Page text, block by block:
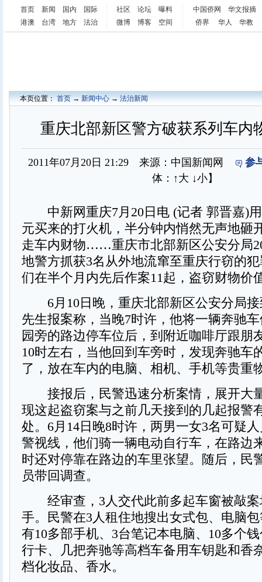
首页 新闻 国内
国际
港澳
台湾 地方 法治
社区 论坛
曝料
微博
博客 空间
中国侨网
华文报摘
侨界
华人 华教
本页位置：首页→新闻中心→法治新闻
重庆北部新区警方破获系列车内
2011年07月20日 21:29 来源：中国新闻网
参
体： ↑大 ↓小】
中新网重庆7月20日电 (记者 郭晋嘉)用
元买来的打火机，半分钟内悄然无声地砸
走车内财物……重庆市北部新区公安分局
地警方抓获3名从外地流窜至重庆行窃的
们在半个月内先后作案11起，盗窃财物价
6月10日晚，重庆北部新区公安分局接
先生报案称，当晚7时许，他将一辆奔驰
园旁的路边停车位后，到附近咖啡厅跟朋
10时左右，当他回到车旁时，发现奔驰车
了，放在车内的电脑、相机、手机等贵重
接报后，民警迅速分析案情，展开大
现这起盗窃案与之前几天接到的几起报警
处。6月14日晚8时许，两男一女3名可疑
警视线，他们骑一辆电动自行车，在路边
时还对停靠在路边的车里张望。随后，民
员带回调查。
经审查，3人交代此前多起车窗被敲案
手。民警在3人租住地搜出女式包、电脑
有10多部手机、3台笔记本电脑、10多个
行卡、几把奔驰等高档车备用车钥匙和香
档化妆品、香水。